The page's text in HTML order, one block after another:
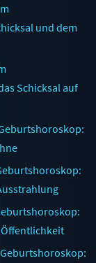
und dem
Schicksal auf